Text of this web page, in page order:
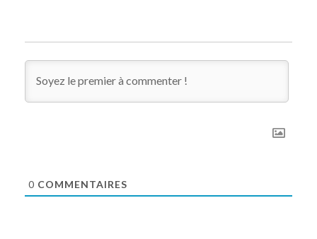
0 COMMENTAIRES